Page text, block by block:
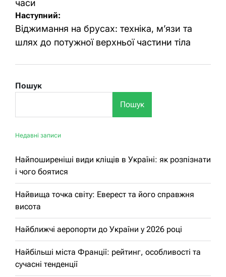
часи
Наступний:
Віджимання на брусах: техніка, м’язи та
шлях до потужної верхньої частини тіла
Пошук
Пошук
Недавні записи
Найпоширеніші види кліщів в Україні: як розпізнати
і чого боятися
Найвища точка світу: Еверест та його справжня
висота
Найближчі аеропорти до України у 2026 році
Найбільші міста Франції: рейтинг, особливості та
сучасні тенденції